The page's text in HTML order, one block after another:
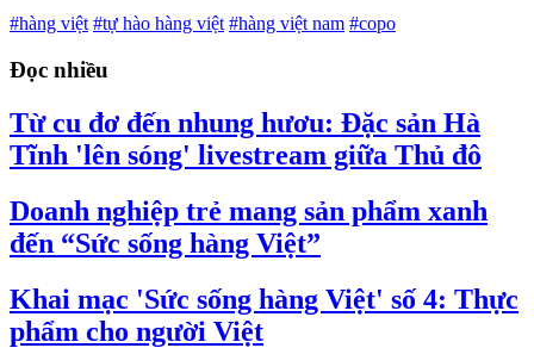
#hàng việt #tự hào hàng việt #hàng việt nam #copo
Đọc nhiều
Từ cu đơ đến nhung hươu: Đặc sản Hà
Tĩnh 'lên sóng' livestream giữa Thủ đô
Doanh nghiệp trẻ mang sản phẩm xanh
đến “Sức sống hàng Việt”
Khai mạc 'Sức sống hàng Việt' số 4: Thực
phẩm cho người Việt